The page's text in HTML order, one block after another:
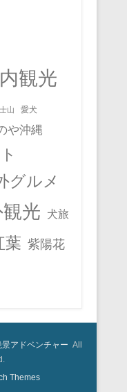
観光
山 愛犬
や沖縄
グルメ
光 犬旅
葉 紫陽花
アドベンチャー All
Themes